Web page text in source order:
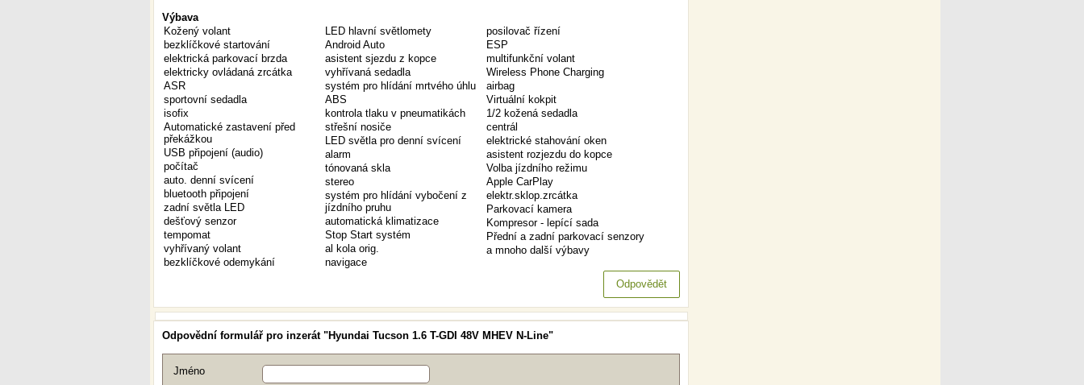
Výbava
Kožený volant
bezklíčkové startování
elektrická parkovací brzda
elektricky ovládaná zrcátka
ASR
sportovní sedadla
isofix
Automatické zastavení před
překážkou
USB připojení (audio)
počítač
auto. denní svícení
bluetooth připojení
zadní světla LED
dešťový senzor
tempomat
vyhřívaný volant
bezklíčkové odemykání
LED hlavní světlomety
Android Auto
asistent sjezdu z kopce
vyhřívaná sedadla
systém pro hlídání mrtvého úhlu
ABS
kontrola tlaku v pneumatikách
střešní nosiče
LED světla pro denní svícení
alarm
tónovaná skla
stereo
systém pro hlídání vybočení z
jízdního pruhu
automatická klimatizace
Stop Start systém
al kola orig.
navigace
posilovač řízení
ESP
multifunkční volant
Wireless Phone Charging
airbag
Virtuální kokpit
1/2 kožená sedadla
centrál
elektrické stahování oken
asistent rozjezdu do kopce
Volba jízdního režimu
Apple CarPlay
elektr.sklop.zrcátka
Parkovací kamera
Kompresor - lepící sada
Přední a zadní parkovací senzory
a mnoho další výbavy
Odpovědět
Odpovědní formulář pro inzerát "Hyundai Tucson 1.6 T-GDI 48V MHEV N-Line"
Jméno